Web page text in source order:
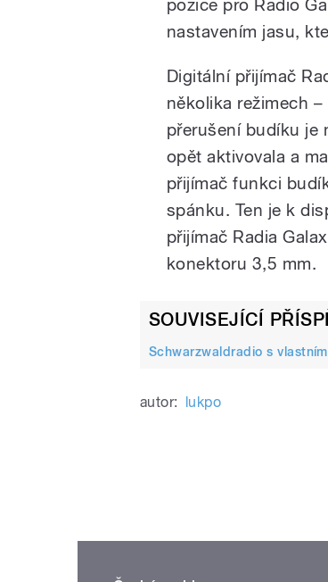
pozice pro Radio
nastavením jasu,
Digitální přijímač
několika režimech
přerušení budíku je
opět aktivovala a
přijímač funkci
spánku. Ten je k
přijímač Radia
konektoru 3,5 mm.
SOUVISEJÍCÍ
Schwarzwaldradio s
autor: lukpo